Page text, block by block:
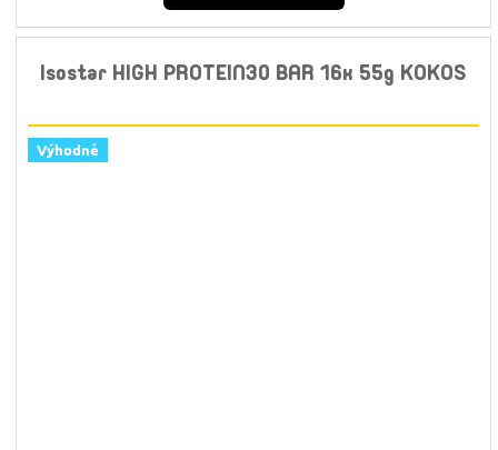
Isostar HIGH PROTEIN30 BAR 16x 55g KOKOS
Výhodné